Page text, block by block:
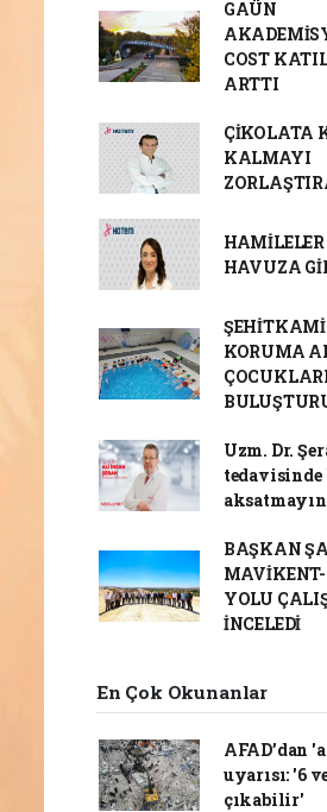
GAÜN
COST
ARTTI
ÇİKOLATA
KALMAYI
HAVUZA
KORUMA
Uzm. Dr.
BAŞKAN
YOLU
İNCELEDİ
En Çok Okunanlar
AFAD’dan
uyarısı: '6
çıkabilir'